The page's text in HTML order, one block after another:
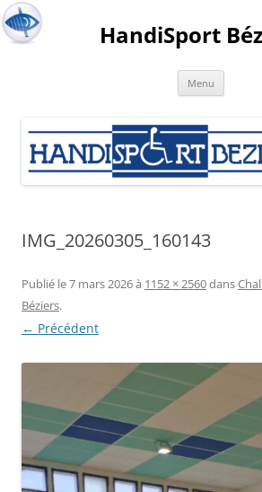
HandiSport
Menu
IMG_20260305_160143
Publié le7 mars 2026à 1152 × 2560dans
Béziers.
← Précédent